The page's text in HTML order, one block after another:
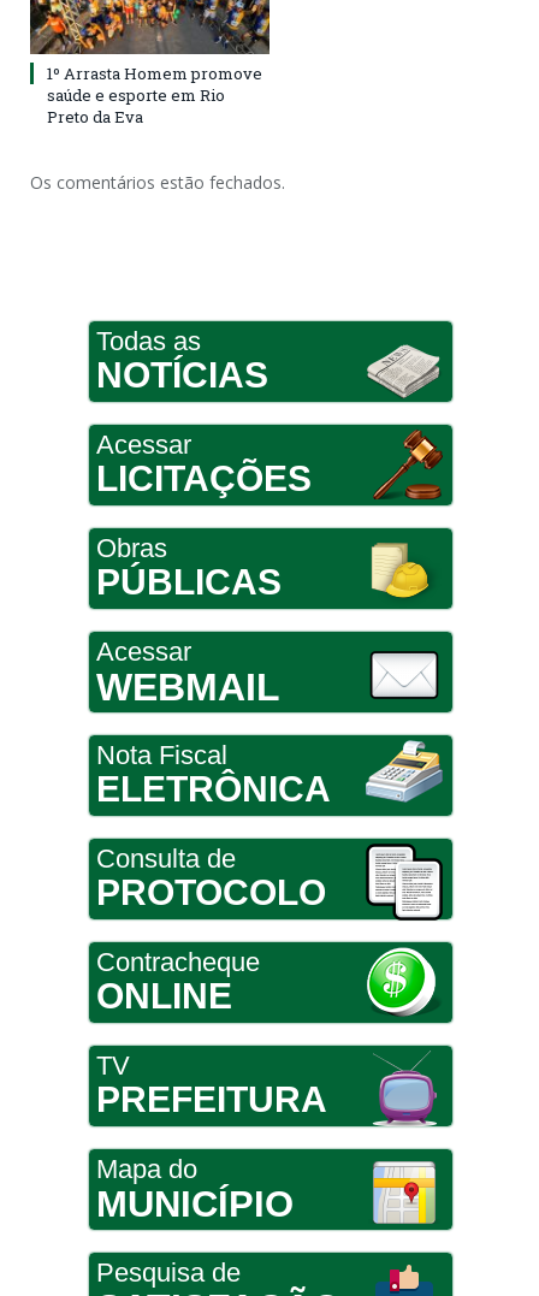
1º Arrasta Homem promove
saúde e esporte em Rio
Preto da Eva
Os comentários estão fechados.
Todas as
NOTÍCIAS
Acessar
LICITAÇÕES
Obras
PÚBLICAS
Acessar
WEBMAIL
Nota Fiscal
ELETRÔNICA
Consulta de
PROTOCOLO
Contracheque
ONLINE
TV
PREFEITURA
Mapa do
MUNICÍPIO
Pesquisa de